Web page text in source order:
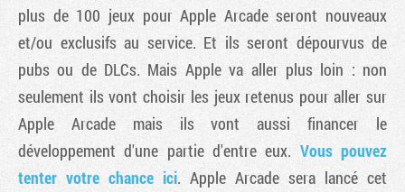
plus de 100 jeux pour Apple Arcade seront nouveaux
et/ou exclusifs au service. Et ils seront dépourvus de
pubs ou de DLCs. Mais Apple va aller plus loin : non
seulement ils vont choisir les jeux retenus pour aller sur
Apple Arcade mais ils vont aussi financer le
développement d'une partie d'entre eux. Vous pouvez
tenter votre chance ici. Apple Arcade sera lancé cet